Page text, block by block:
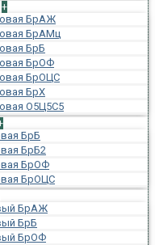
+
БрАЖ
БрАМц
БрБ
БрОФ
БрОЦС
БрХ
О5Ц5С5
БрБ
БрБ2
БрОФ
БрОЦС
БрАЖ
БрБ
БрОФ